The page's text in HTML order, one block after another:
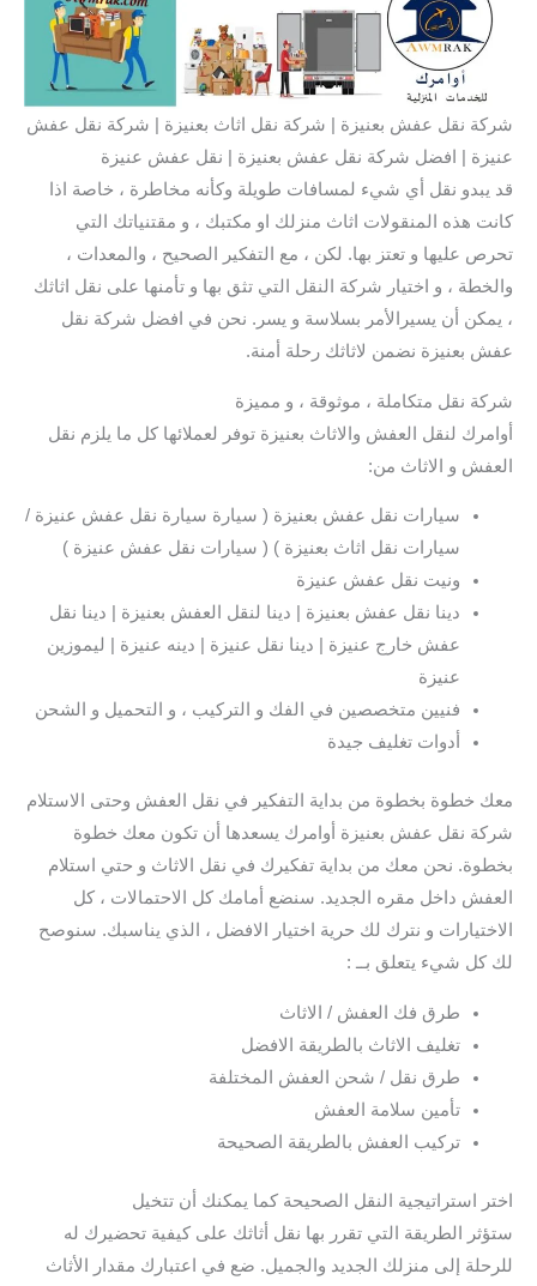
شركة نقل عفش بعنيزة | شركة نقل اثاث بعنيزة | شركة نقل عفش
عنيزة | افضل شركة نقل عفش بعنيزة | نقل عفش عنيزة
قد يبدو نقل أي شيء لمسافات طويلة وكأنه مخاطرة ، خاصة اذا
كانت هذه المنقولات اثاث منزلك او مكتبك ، و مقتنياتك التي
تحرص عليها و تعتز بها. لكن ، مع التفكير الصحيح ، والمعدات ،
والخطة ، و اختيار شركة النقل التي تثق بها و تأمنها على نقل اثاثك
، يمكن أن يسيرالأمر بسلاسة و يسر. نحن في افضل شركة نقل
عفش بعنيزة نضمن لاثاثك رحلة أمنة.
شركة نقل متكاملة ، موثوقة ، و مميزة
أوامرك لنقل العفش والاثاث بعنيزة توفر لعملائها كل ما يلزم نقل
العفش و الاثاث من:
سيارات نقل عفش بعنيزة ( سيارة سيارة نقل عفش عنيزة /
سيارات نقل اثاث بعنيزة ) ( سيارات نقل عفش عنيزة )
ونيت نقل عفش عنيزة
دينا نقل عفش بعنيزة | دينا لنقل العفش بعنيزة | دينا نقل
عفش خارج عنيزة | دينا نقل عنيزة | دينه عنيزة | ليموزين
عنيزة
فنيين متخصصين في الفك و التركيب ، و التحميل و الشحن
أدوات تغليف جيدة
معك خطوة بخطوة من بداية التفكير في نقل العفش وحتى الاستلام
شركة نقل عفش بعنيزة أوامرك يسعدها أن تكون معك خطوة
بخطوة. نحن معك من بداية تفكيرك في نقل الاثاث و حتي استلام
العفش داخل مقره الجديد. سنضع أمامك كل الاحتمالات ، كل
الاختيارات و نترك لك حرية اختيار الافضل ، الذي يناسبك. سنوصح
لك كل شيء يتعلق بــ :
طرق فك العفش / الاثاث
تغليف الاثاث بالطريقة الافضل
طرق نقل / شحن العفش المختلفة
تأمين سلامة العفش
تركيب العفش بالطريقة الصحيحة
اختر استراتيجية النقل الصحيحة كما يمكنك أن تتخيل
ستؤثر الطريقة التي تقرر بها نقل أثاثك على كيفية تحضيرك له
للرحلة إلى منزلك الجديد والجميل. ضع في اعتبارك مقدار الأثاث